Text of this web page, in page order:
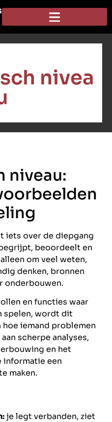
nivea
niveau:
iets over de diepgang
beoordeelt en
om veel weten,
denken, bronnen
onderbouwen.
en functies waar
spelen, wordt dit
hoe iemand problemen
scherpe analyses,
en het
informatie een
maken.
je legt verbanden, ziet